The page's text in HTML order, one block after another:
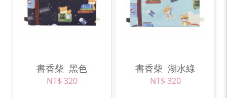
書香柴 黑色
NT$ 320
書香柴 湖水綠
NT$ 320